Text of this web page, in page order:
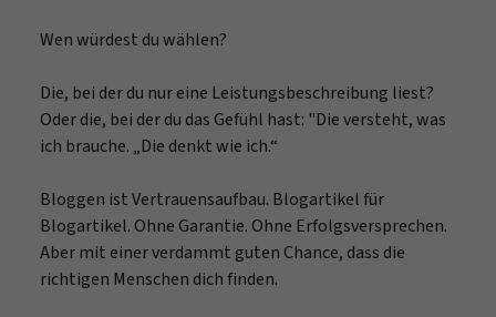
Wen würdest du wählen?
Die, bei der du nur eine Leistungsbeschreibung liest?
Oder die, bei der du das Gefühl hast: "Die versteht, was
ich brauche. „Die denkt wie ich.“
Bloggen ist Vertrauensaufbau. Blogartikel für
Blogartikel. Ohne Garantie. Ohne Erfolgsversprechen.
Aber mit einer verdammt guten Chance, dass die
richtigen Menschen dich finden.